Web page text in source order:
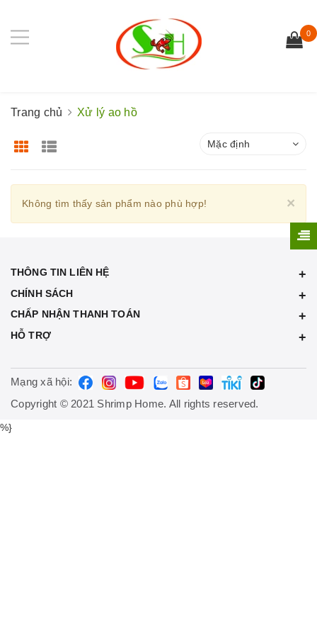
0
Trang chủ Xử lý ao hồ
Mặc định
×
Không tìm thấy sản phẩm nào phù hợp!
THÔNG TIN LIÊN HỆ
CHÍNH SÁCH
CHẤP NHẬN THANH TOÁN
HỖ TRỢ
Mạng xã hội:
Copyright © 2021 Shrimp Home. All rights reserved.
%}